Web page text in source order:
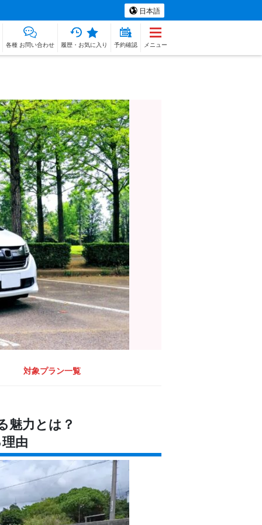
日本語
各種 お問い合わせ 履歴・お気に入り 予約確認 メニュー
対象プラン一覧
魅力とは？
由